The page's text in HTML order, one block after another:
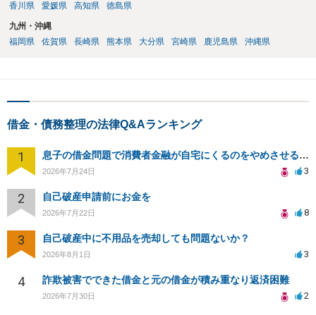
香川県
愛媛県 高知県 徳島県
九州・沖縄
福岡県
佐賀県 長崎県 熊本県 大分県 宮崎県 鹿児島県 沖縄県
借金・債務整理の法律Q&Aランキング
1 息子の借金問題で消費者金融が自宅にくるのをやめさせる方法はないですか？
2026年7月24日 3
2 自己破産申請前にお金を
2026年7月22日 8
3 自己破産中に不用品を売却しても問題ないか？
2026年8月1日 3
4 詐欺被害でできた借金と元の借金が積み重なり返済困難
2026年7月30日 2